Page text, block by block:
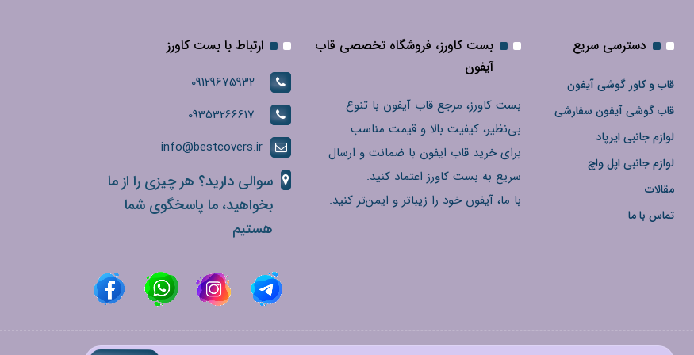
دسترسی سریع
قاب و کاور گوشی آیفون
قاب گوشی آیفون سفارشی
لوازم جانبی ایرپاد
لوازم جانبی اپل واچ
مقالات
تماس با ما
بست کاورز، فروشگاه تخصصی قاب
آیفون
بست کاورز، مرجع قاب آیفون با تنوع
بی‌نظیر، کیفیت بالا و قیمت مناسب
برای خرید قاب ایفون با ضمانت و ارسال
سریع به بست کاورز اعتماد کنید.
با ما، آیفون خود را زیباتر و ایمن‌تر کنید.
ارتباط با بست کاورز
09129675932
09353266617
info@bestcovers.ir
سوالی دارید؟ هر چیزی را از ما
بخواهید، ما پاسخگوی شما
هستیم